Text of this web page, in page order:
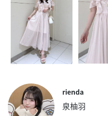
rienda
泉柚羽